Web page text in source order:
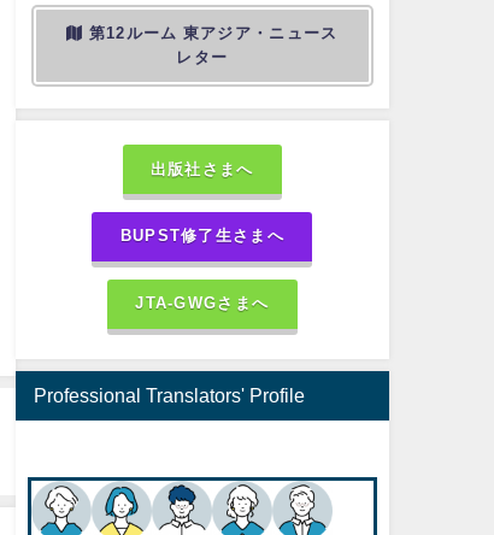
第12ルーム 東アジア・ニュース
レター
出版社さまへ
BUPST修了生さまへ
JTA-GWGさまへ
Professional Translators' Profile